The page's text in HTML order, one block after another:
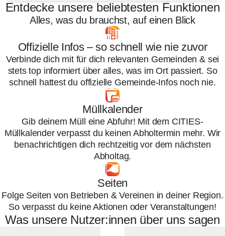
Entdecke unsere beliebtesten Funktionen
Alles, was du brauchst, auf einen Blick
Offizielle Infos – so schnell wie nie zuvor
Verbinde dich mit für dich relevanten Gemeinden & sei
stets top informiert über alles, was im Ort passiert. So
schnell hattest du offizielle Gemeinde-Infos noch nie.
Müllkalender
Gib deinem Müll eine Abfuhr! Mit dem CITIES-
Müllkalender verpasst du keinen Abholtermin mehr. Wir
benachrichtigen dich rechtzeitig vor dem nächsten
Abholtag.
Seiten
Folge Seiten von Betrieben & Vereinen in deiner Region.
So verpasst du keine Aktionen oder Veranstaltungen!
Was unsere Nutzer:innen über uns sagen